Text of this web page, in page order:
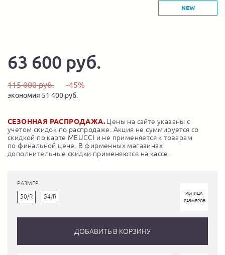
NEW
63 600 руб.
115 000 руб. -45%
экономия 51 400 руб.
СЕЗОННАЯ РАСПРОДАЖА. Цены на сайте указаны с
учетом скидок по распродаже. Акция не суммируется со
скидкой по карте MEUCCI и не применяется к товарам
по финальной цене. В фирменных магазинах
дополнительные скидки применяются на кассе.
РАЗМЕР
50/R 54/R
ТАБЛИЦА
РАЗМЕРОВ
ДОБАВИТЬ В КОРЗИНУ